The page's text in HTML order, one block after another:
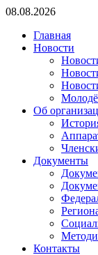
Перейти
содержимому
08.08.2026
Главная
Новости
Об
Документы
Контакты